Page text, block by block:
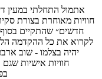
חוויות מאוחרת בצורת
חדשים״ שהתקיים
לקרוא את כל ההקדמה
יהיה בצלמו - שוב
חוויות אישיות